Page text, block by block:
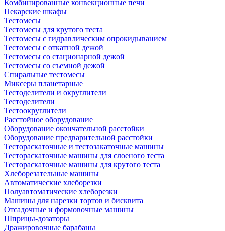
Комбинированные конвекционные печи
Пекарские шкафы
Тестомесы
Тестомесы для крутого теста
Тестомесы с гидравлическим опрокидыванием
Тестомесы с откатной дежой
Тестомесы со стационарной дежой
Тестомесы со съемной дежой
Спиральные тестомесы
Миксеры планетарные
Тестоделители и округлители
Тестоделители
Тестоокруглители
Расстойное оборудование
Оборудование окончательной расстойки
Оборудование предварительной расстойки
Тестораскаточные и тестозакаточные машины
Тестораскаточные машины для слоеного теста
Тестораскаточные машины для крутого теста
Хлеборезательные машины
Автоматические хлеборезки
Полуавтоматические хлеборезки
Машины для нарезки тортов и бисквита
Отсадочные и формовочные машины
Шприцы-дозаторы
Дражировочные барабаны